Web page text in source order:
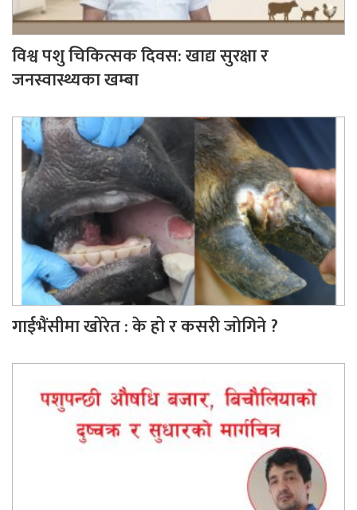
विश्व पशु चिकित्सक दिवस: खाद्य सुरक्षा र
जनस्वास्थ्यका खम्बा
गाईभैंसीमा खोरेत : के हो र कसरी जोगिने ?